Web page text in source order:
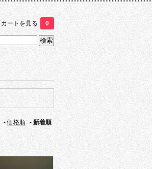
カートを見る 0
-価格順 - 新着順